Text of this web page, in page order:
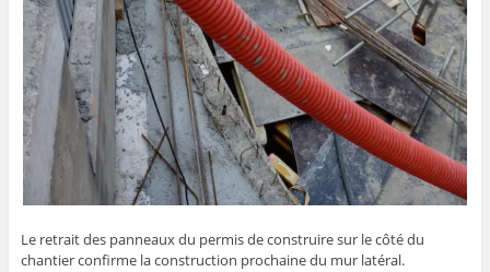
Le retrait des panneaux du permis de construire sur le côté du
chantier confirme la construction prochaine du mur latéral.